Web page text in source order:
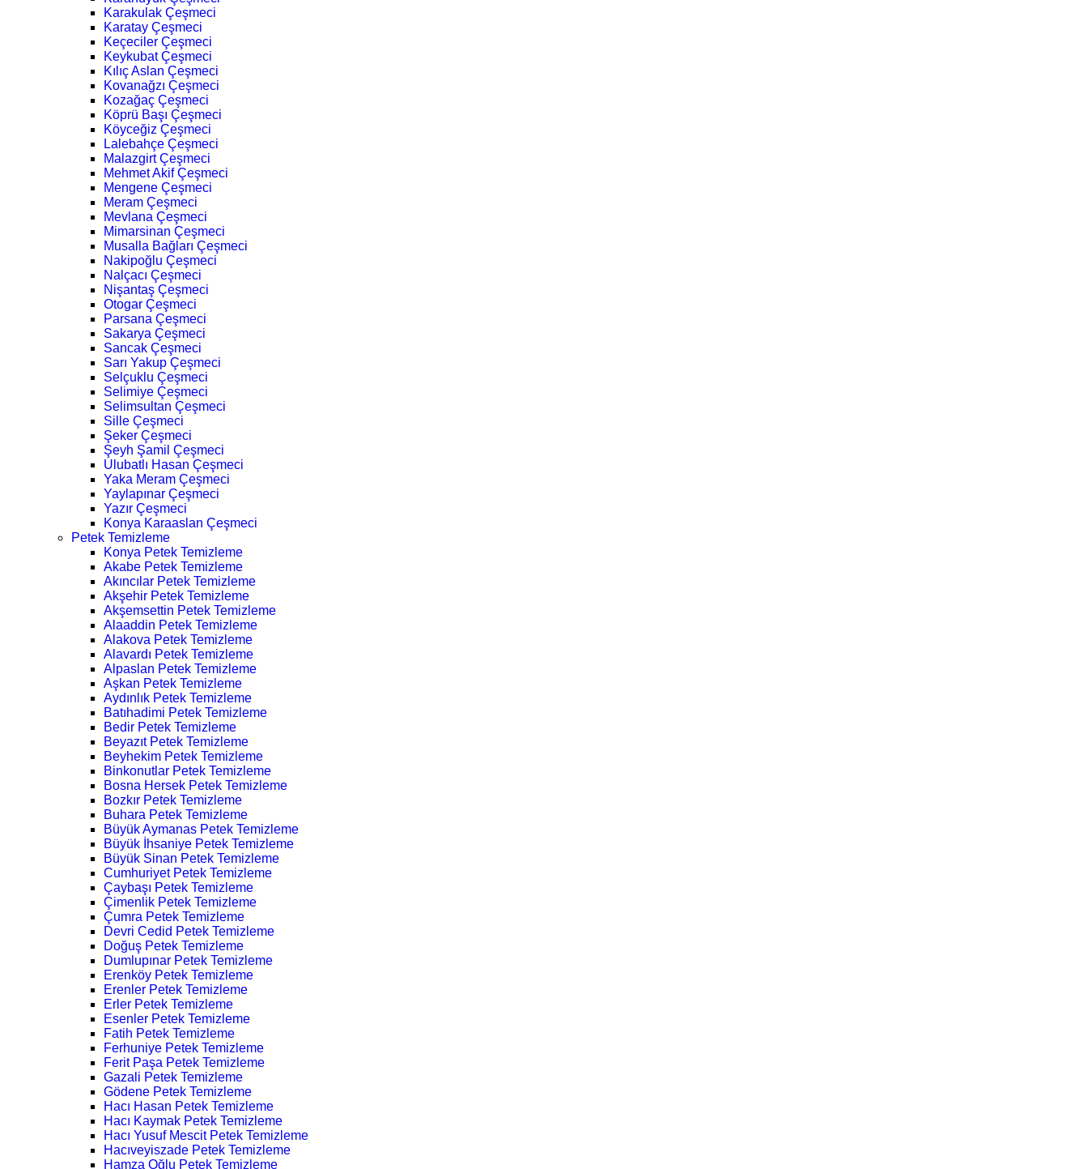
Karakulak Çeşmeci
Karatay Çeşmeci
Keçeciler Çeşmeci
Keykubat Çeşmeci
Kılıç Aslan Çeşmeci
Kovanağzı Çeşmeci
Kozağaç Çeşmeci
Köprü Başı Çeşmeci
Köyceğiz Çeşmeci
Lalebahçe Çeşmeci
Malazgirt Çeşmeci
Mehmet Akif Çeşmeci
Mengene Çeşmeci
Meram Çeşmeci
Mevlana Çeşmeci
Mimarsinan Çeşmeci
Musalla Bağları Çeşmeci
Nakipoğlu Çeşmeci
Nalçacı Çeşmeci
Nişantaş Çeşmeci
Otogar Çeşmeci
Parsana Çeşmeci
Sakarya Çeşmeci
Sancak Çeşmeci
Sarı Yakup Çeşmeci
Selçuklu Çeşmeci
Selimiye Çeşmeci
Selimsultan Çeşmeci
Sille Çeşmeci
Şeker Çeşmeci
Şeyh Şamil Çeşmeci
Ulubatlı Hasan Çeşmeci
Yaka Meram Çeşmeci
Yaylapınar Çeşmeci
Yazır Çeşmeci
Konya Karaaslan Çeşmeci
Petek Temizleme
Konya Petek Temizleme
Akabe Petek Temizleme
Akıncılar Petek Temizleme
Akşehir Petek Temizleme
Akşemsettin Petek Temizleme
Alaaddin Petek Temizleme
Alakova Petek Temizleme
Alavardı Petek Temizleme
Alpaslan Petek Temizleme
Aşkan Petek Temizleme
Aydınlık Petek Temizleme
Batıhadimi Petek Temizleme
Bedir Petek Temizleme
Beyazıt Petek Temizleme
Beyhekim Petek Temizleme
Binkonutlar Petek Temizleme
Bosna Hersek Petek Temizleme
Bozkır Petek Temizleme
Buhara Petek Temizleme
Büyük Aymanas Petek Temizleme
Büyük İhsaniye Petek Temizleme
Büyük Sinan Petek Temizleme
Cumhuriyet Petek Temizleme
Çaybaşı Petek Temizleme
Çimenlik Petek Temizleme
Çumra Petek Temizleme
Devri Cedid Petek Temizleme
Doğuş Petek Temizleme
Dumlupınar Petek Temizleme
Erenköy Petek Temizleme
Erenler Petek Temizleme
Erler Petek Temizleme
Esenler Petek Temizleme
Fatih Petek Temizleme
Ferhuniye Petek Temizleme
Ferit Paşa Petek Temizleme
Gazali Petek Temizleme
Gödene Petek Temizleme
Hacı Hasan Petek Temizleme
Hacı Kaymak Petek Temizleme
Hacı Yusuf Mescit Petek Temizleme
Hacıveyiszade Petek Temizleme
Hamza Oğlu Petek Temizleme